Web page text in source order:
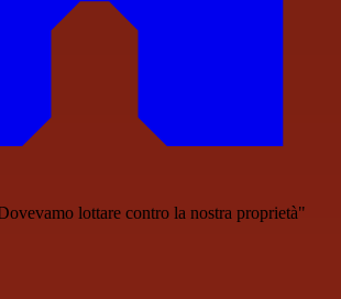
lottare contro la nostra proprietà"